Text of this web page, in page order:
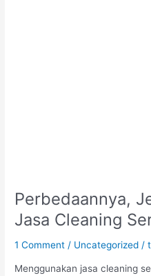
Perbedaannya,
Jasa Cleaning
1 Comment / Uncategorized /
Menggunakan jasa cleaning